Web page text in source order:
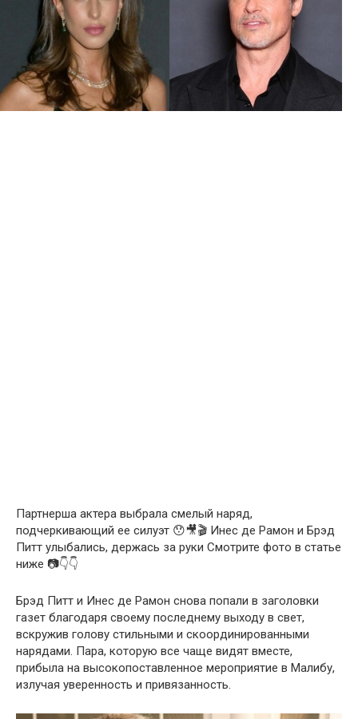
Партнерша актера выбрала смелый наряд,
подчеркивающий ее силуэт 😯🎥🎬 Инес де Рамон и Брэд
Питт улыбались, держась за руки Смотрите фото в статье
ниже 📷👇👇
Брэд Питт и Инес де Рамон снова попали в заголовки
газет благодаря своему последнему выходу в свет,
вскружив голову стильными и скоординированными
нарядами. Пара, которую все чаще видят вместе,
прибыла на высокопоставленное мероприятие в Малибу,
излучая уверенность и привязанность.